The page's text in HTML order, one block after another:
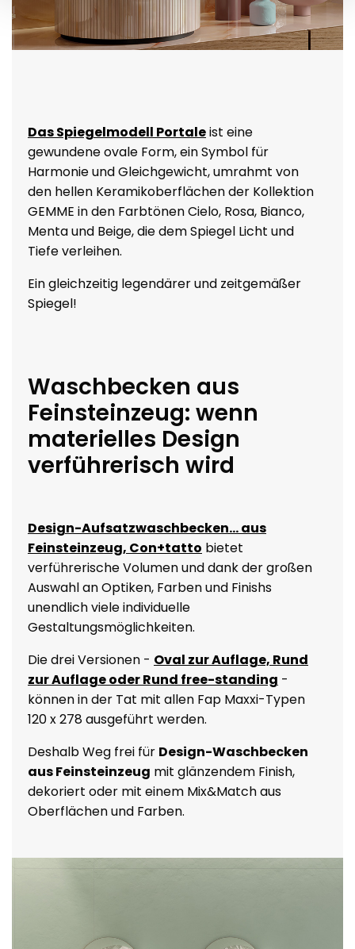
Das Spiegelmodell Portaleist eine
gewundene ovale Form, ein Symbol für
Harmonie und Gleichgewicht, umrahmt von
den hellen Keramikoberflächen der Kollektion
GEMME in den Farbtönen Cielo, Rosa, Bianco,
Menta und Beige, die dem Spiegel Licht und
Tiefe verleihen.
Ein gleichzeitig legendärer und zeitgemäßer
Spiegel!
Waschbecken aus
Feinsteinzeug: wenn
materielles Design
verführerisch wird
Design-Aufsatzwaschbecken... aus
Feinsteinzeug, Con+tatto bietet
verführerische Volumen und dank der großen
Auswahl an Optiken, Farben und Finishs
unendlich viele individuelle
Gestaltungsmöglichkeiten.
Die drei Versionen - Oval zur Auflage, Rund
zur Auflage oder Rund free-standing -
können in der Tat mit allen Fap Maxxi-Typen
120 x 278 ausgeführt werden.
Deshalb Weg frei für Design-Waschbecken
aus Feinsteinzeug mit glänzendem Finish,
dekoriert oder mit einem Mix&Match aus
Oberflächen und Farben.